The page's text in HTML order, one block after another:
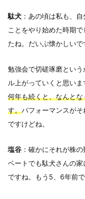
駄犬 ：あの頃は私も、
ことをやり始めた時期
たね。だいぶ懐かしいで
勉強会で切磋琢磨とい
ル上がっていくと思いま
何年も続くと、なんと
す。パフォーマンスが
ですけどね。
塩谷 ：確かにそれが株
ベートでも駄犬さんの
ですね。もう5、6年前で